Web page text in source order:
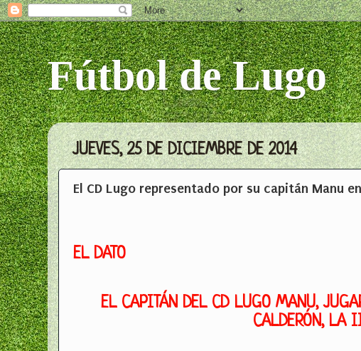
Fútbol de Lugo
JUEVES, 25 DE DICIEMBRE DE 2014
El CD Lugo representado por su capitán Manu
EL DATO
EL CAPITÁN DEL CD LUGO MANU,
CALDERÓN, LA